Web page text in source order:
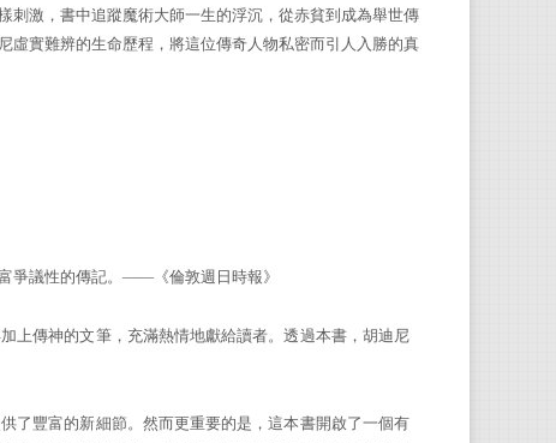
刺激，書中追蹤魔術大師一生的浮沉，從赤貧到成為舉世傳
虛實難辨的生命歷程，將這位傳奇人物私密而引人入勝的真
爭議性的傳記。——《倫敦週日時報》
上傳神的文筆，充滿熱情地獻給讀者。透過本書，胡迪尼
了豐富的新細節。然而更重要的是，這本書開啟了一個有